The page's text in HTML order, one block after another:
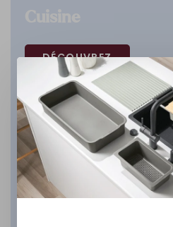
DÉCOUVREZ